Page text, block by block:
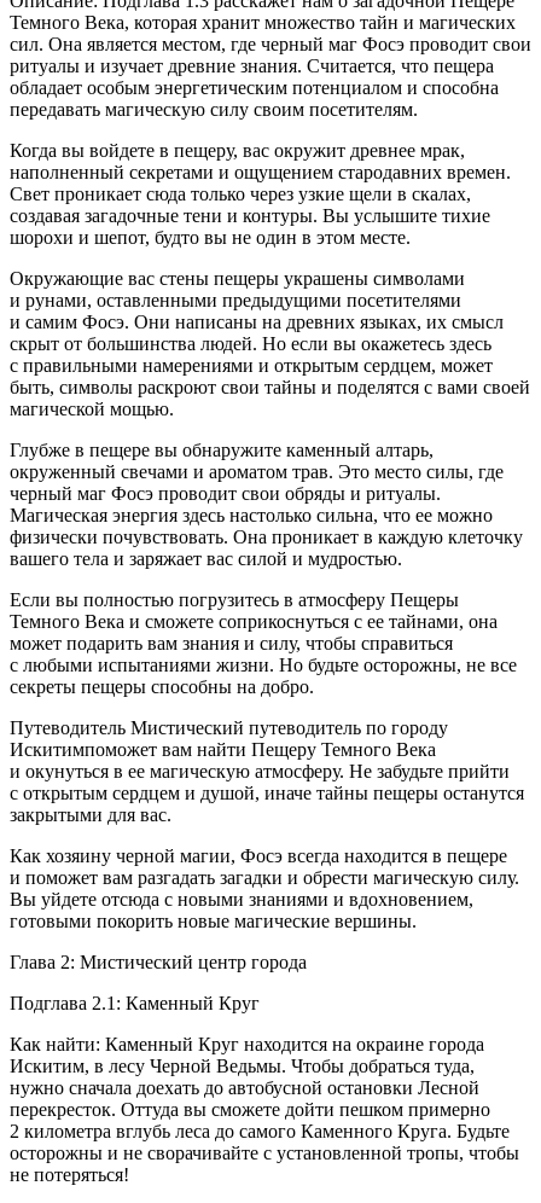
Темного Века, которая хранит множество тайн и магических
сил. Она является местом, где черный маг Фосэ проводит свои
ритуалы и изучает древние знания. Считается, что пещера
обладает особым энергетическим потенциалом и способна
передавать магическую силу своим посетителям.
Когда вы войдете в пещеру, вас окружит древнее мрак,
наполненный секретами и ощущением стародавних времен.
Свет проникает сюда только через узкие щели в скалах,
создавая загадочные тени и контуры. Вы услышите тихие
шорохи и шепот, будто вы не один в этом месте.
Окружающие вас стены пещеры украшены символами
и рунами, оставленными предыдущими посетителями
и самим Фосэ. Они написаны на древних языках, их смысл
скрыт от большинства людей. Но если вы окажетесь здесь
с правильными намерениями и открытым сердцем, может
быть, символы раскроют свои тайны и поделятся с вами своей
магической мощью.
Глубже в пещере вы обнаружите каменный алтарь,
окруженный свечами и ароматом трав. Это место силы, где
черный маг Фосэ проводит свои обряды и ритуалы.
Магическая энергия здесь настолько сильна, что ее можно
физически почувствовать. Она проникает в каждую клеточку
вашего тела и заряжает вас силой и мудростью.
Если вы полностью погрузитесь в атмосферу Пещеры
Темного Века и сможете соприкоснуться с ее тайнами, она
может подарить вам знания и силу, чтобы справиться
с любыми испытаниями жизни. Но будьте осторожны, не все
секреты пещеры способны на добро.
Путеводитель Мистический путеводитель по городу
Искитимпоможет вам найти Пещеру Темного Века
и окунуться в ее магическую атмосферу. Не забудьте прийти
с открытым сердцем и душой, иначе тайны пещеры останутся
закрытыми для вас.
Как хозяину черной магии, Фосэ всегда находится в пещере
и поможет вам разгадать загадки и обрести магическую силу.
Вы уйдете отсюда с новыми знаниями и вдохновением,
готовыми покорить новые магические вершины.
Глава 2: Мистический центр города
Подглава 2.1: Каменный Круг
Как найти: Каменный Круг находится на окраине города
Искитим, в лесу Черной Ведьмы. Чтобы добраться туда,
нужно сначала доехать до автобусной остановки Лесной
перекресток. Оттуда вы сможете дойти пешком примерно
2 километра вглубь леса до самого Каменного Круга. Будьте
осторожны и не сворачивайте с установленной тропы, чтобы
не потеряться!